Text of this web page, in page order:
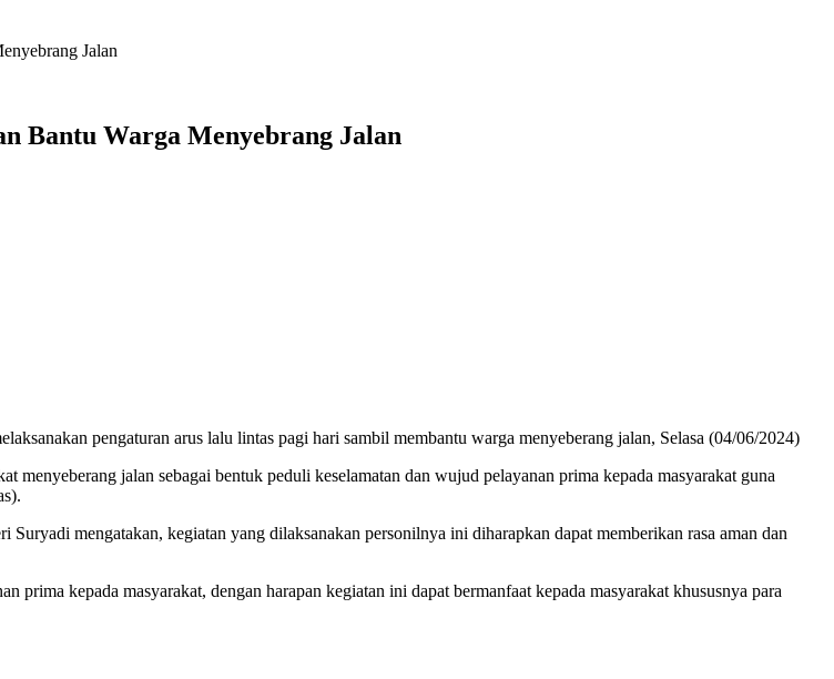
Jalan
Bantu Warga Menyebrang Jalan
pengaturan arus lalu lintas pagi hari sambil membantu warga menyeberang jalan, Selasa (04/06/2024)
menyeberang jalan sebagai bentuk peduli keselamatan dan wujud pelayanan prima kepada masyarakat guna
mengatakan, kegiatan yang dilaksanakan personilnya ini diharapkan dapat memberikan rasa aman dan
kepada masyarakat, dengan harapan kegiatan ini dapat bermanfaat kepada masyarakat khususnya para